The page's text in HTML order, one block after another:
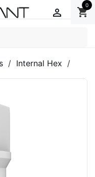
shopping_cart
0

Internal Hex